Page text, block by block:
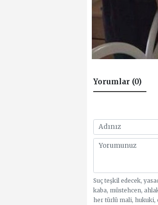
Yorumlar (0)
Suç teşkil edecek,
kaba, müstehcen,
her türlü mali, hukuki,